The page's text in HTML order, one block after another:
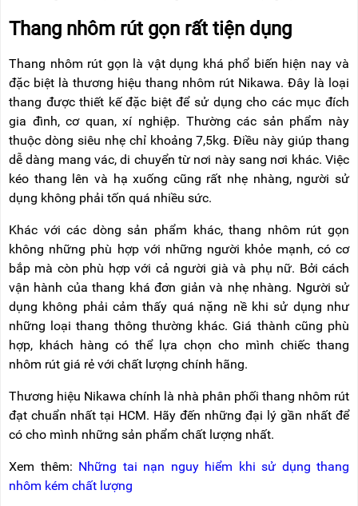
Thang nhôm rút gọn rất tiện dụng
Thang nhôm rút gọn là vật dụng khá phổ biến hiện nay và
đặc biệt là thương hiệu thang nhôm rút Nikawa. Đây là loại
thang được thiết kế đặc biệt để sử dụng cho các mục đích
gia đình, cơ quan, xí nghiệp. Thường các sản phẩm này
thuộc dòng siêu nhẹ chỉ khoảng 7,5kg. Điều này giúp thang
dễ dàng mang vác, di chuyển từ nơi này sang nơi khác. Việc
kéo thang lên và hạ xuống cũng rất nhẹ nhàng, người sử
dụng không phải tốn quá nhiều sức.
Khác với các dòng sản phẩm khác, thang nhôm rút gọn
không những phù hợp với những người khỏe mạnh, có cơ
bắp mà còn phù hợp với cả người già và phụ nữ. Bởi cách
vận hành của thang khá đơn giản và nhẹ nhàng. Người sử
dụng không phải cảm thấy quá nặng nề khi sử dụng như
những loại thang thông thường khác. Giá thành cũng phù
hợp, khách hàng có thể lựa chọn cho mình chiếc thang
nhôm rút giá rẻ với chất lượng chính hãng.
Thương hiệu Nikawa chính là nhà phân phối thang nhôm rút
đạt chuẩn nhất tại HCM. Hãy đến những đại lý gần nhất để
có cho mình những sản phẩm chất lượng nhất.
Xem thêm: Những tai nạn nguy hiểm khi sử dụng thang
nhôm kém chất lượng